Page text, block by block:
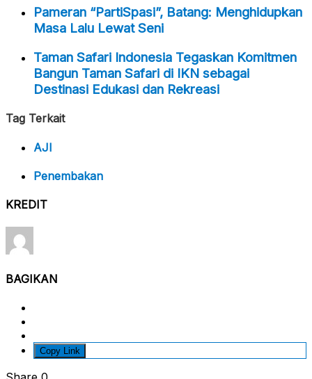
Pameran “PartiSpasi”, Batang: Menghidupkan
Masa Lalu Lewat Seni
Taman Safari Indonesia Tegaskan Komitmen
Bangun Taman Safari di IKN sebagai
Destinasi Edukasi dan Rekreasi
Tag Terkait
AJI
Penembakan
KREDIT
BAGIKAN
Copy Link